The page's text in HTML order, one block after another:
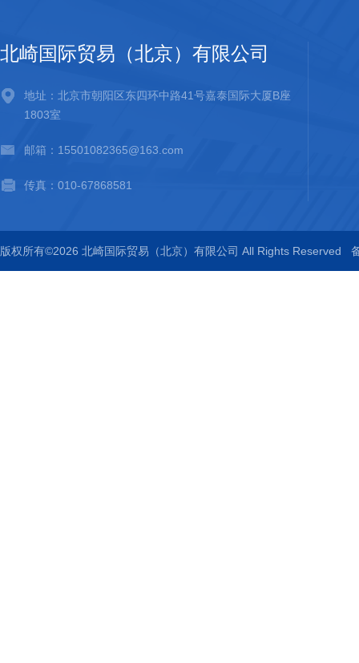
北崎国际贸易（北京）有限公司
地址：北京市朝阳区东四环中路41号嘉泰国际大厦B座
1803室
邮箱：15501082365@163.com
传真：010-67868581
版权所有©2026 北崎国际贸易（北京）有限公司 All Rights Reserved